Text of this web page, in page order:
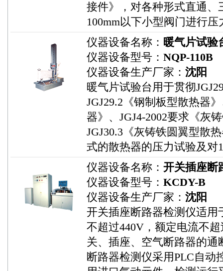
接件》，对各种形式直通
100mm以下小型阀门进行压
仪器设备名称： 暖气片试验
仪器设备型号： NQP-110B
仪器设备生产厂家： 沈阳
暖气片试验台用于贯彻
JGJ29.2《钢制板型散热器
器》、JGJ4-2002要求《灰
JGJ30.3《灰铸铁圆翼型散
式的散热器的压力试验及
仪器设备名称： 开关插座断
仪器设备型号： KCDY-B
仪器设备生产厂家： 沈阳
开关插座断路器检测仪适用
不超过440V，额定电流不
关、插座、空气断路器的
断路器检测仪采用PLC自动